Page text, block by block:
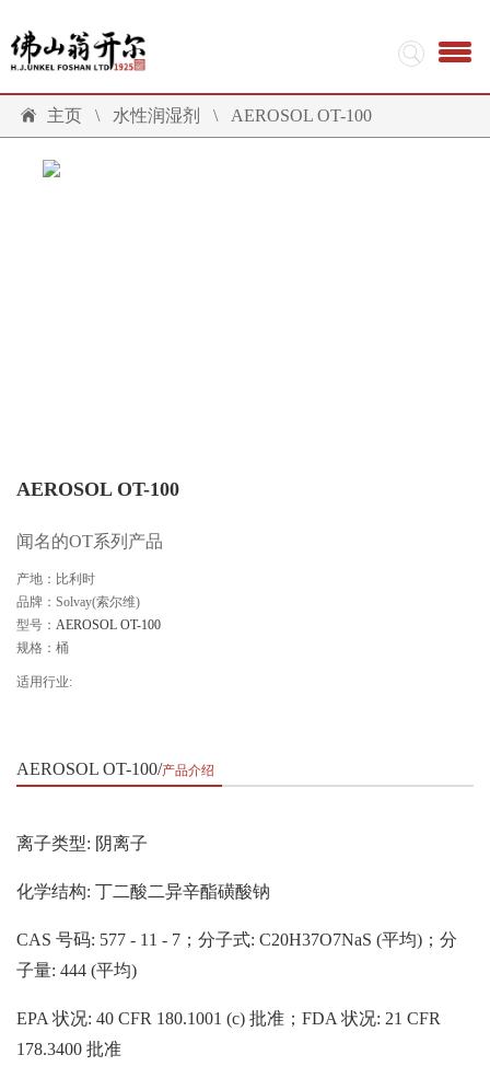
主页 \ 水性润湿剂 \ AEROSOL OT-100
AEROSOL OT-100
闻名的OT系列产品
产地：比利时
品牌：Solvay(索尔维)
型号： AEROSOL OT-100
规格：桶
适用行业:
AEROSOL OT-100 产品介绍
离子类型: 阴离子
化学结构: 丁二酸二异辛酯磺酸钠
CAS 号码: 577 - 11 - 7；分子式: C20H37O7NaS (平均)；分
子量: 444 (平均)
EPA 状况: 40 CFR 180.1001 (c) 批准；FDA 状况: 21 CFR
178.3400 批准